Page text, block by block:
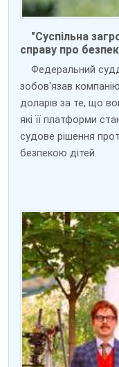
"Суспільна
справу про
Федеральний
зобов'язав
доларів за те, що
які її платформи
судове рішення
безпекою дітей.